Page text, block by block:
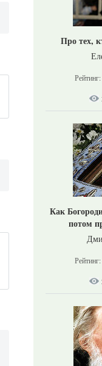
Про тех,
Рейтинг:
Как
потом
Рейтинг: